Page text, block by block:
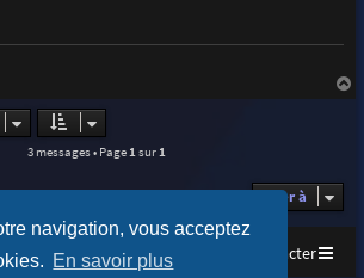
navigation, vous acceptez
En savoir plus
a
3 messages • Page 1 sur 1
Aller à
forum Nous contacter